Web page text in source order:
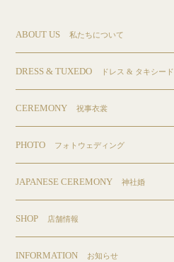
ABOUT US 私たちについて
DRESS & TUXEDO ドレス & タキシード
CEREMONY 祝事衣裳
PHOTO フォトウェディング
JAPANESE CEREMONY 神社婚
SHOP 店舗情報
INFORMATION お知らせ